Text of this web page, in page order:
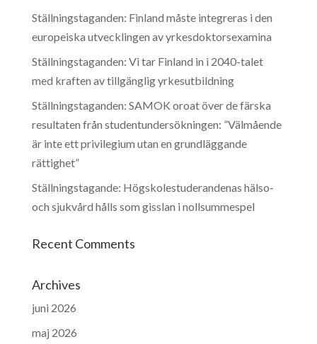
Ställningstaganden: Finland måste integreras i den
europeiska utvecklingen av yrkesdoktorsexamina
Ställningstaganden: Vi tar Finland in i 2040-talet
med kraften av tillgänglig yrkesutbildning
Ställningstaganden: SAMOK oroat över de färska
resultaten från studentundersökningen: ”Välmående
är inte ett privilegium utan en grundläggande
rättighet”
Ställningstagande: Högskolestuderandenas hälso-
och sjukvård hålls som gisslan i nollsummespel
Recent Comments
Archives
juni 2026
maj 2026